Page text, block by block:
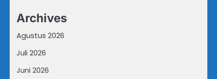
Archives
Agustus 2026
Juli 2026
Juni 2026